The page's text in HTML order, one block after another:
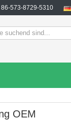
86-573-8729-5310
OEM